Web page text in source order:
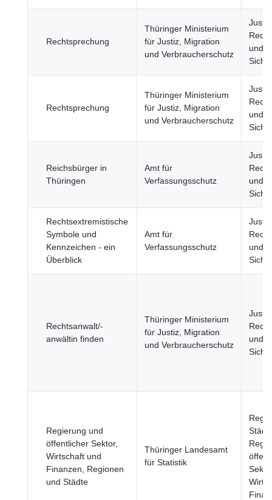
Rechtsprechung
Thüringer Ministerium
für Justiz, Migration
und Verbraucherschutz
und
Rechtsprechung
Thüringer Ministerium
für Justiz, Migration
und Verbraucherschutz
und
Reichsbürger in
Thüringen
Amt für
Verfassungsschutz
und
Rechtsextremistische
Symbole und
Kennzeichen - ein
Überblick
Amt für
Verfassungsschutz
und
Rechtsanwalt/-
anwältin finden
Thüringer Ministerium
für Justiz, Migration
und Verbraucherschutz
und
Regierung und
öffentlicher Sektor,
Wirtschaft und
Finanzen, Regionen
und Städte
Thüringer Landesamt
für Statistik